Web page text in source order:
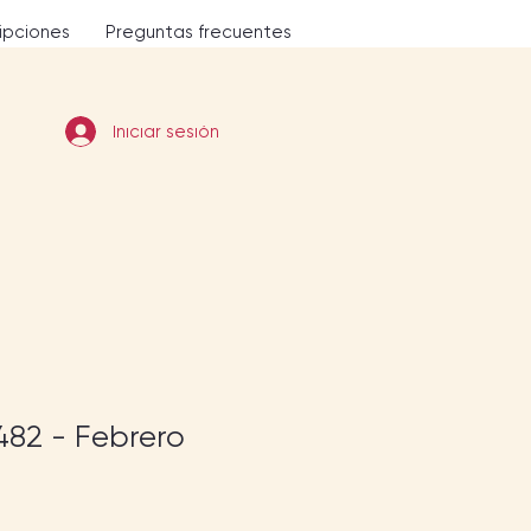
Preguntas frecuentes
Iniciar sesión
- Febrero